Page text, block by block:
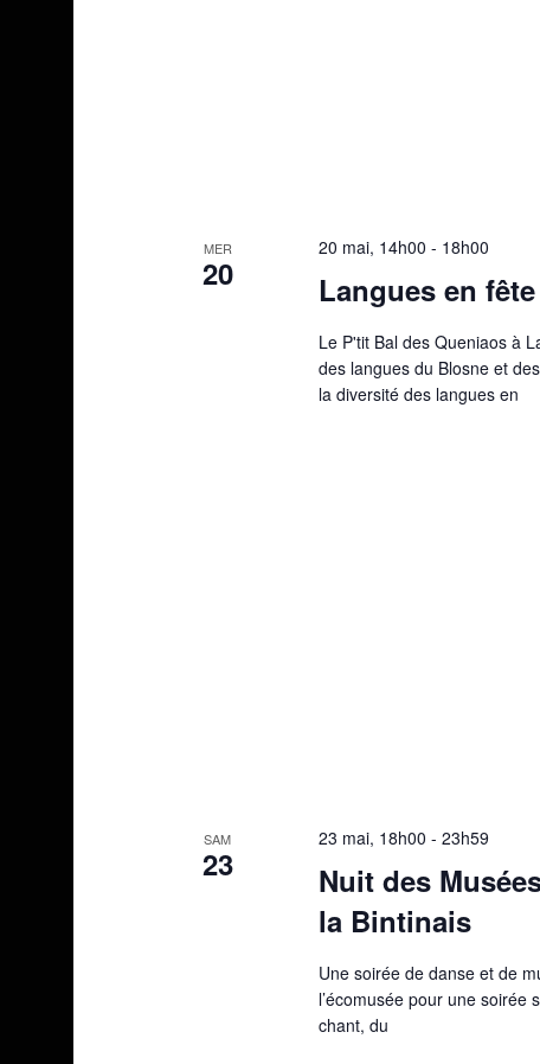
MER
20
20 mai, 14h00 - 18h00
Langues en fête
Le P'tit Bal des Queniaos à
des langues du Blosne et
la diversité des langues en
SAM
23
23 mai, 18h00 - 23h59
Nuit des
la Bintinais
Une soirée de danse et de
l’écomusée pour une soirée
chant, du